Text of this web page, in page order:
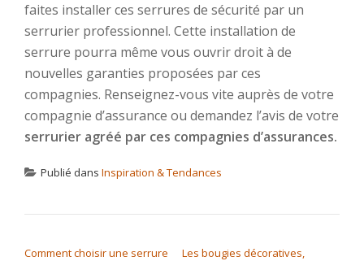
faites installer ces serrures de sécurité par un
serrurier professionnel. Cette installation de
serrure pourra même vous ouvrir droit à de
nouvelles garanties proposées par ces
compagnies. Renseignez-vous vite auprès de votre
compagnie d’assurance ou demandez l’avis de votre
serrurier agréé par ces compagnies d’assurances.
Publié dans Inspiration & Tendances
Comment choisir une serrure
Les bougies décoratives,